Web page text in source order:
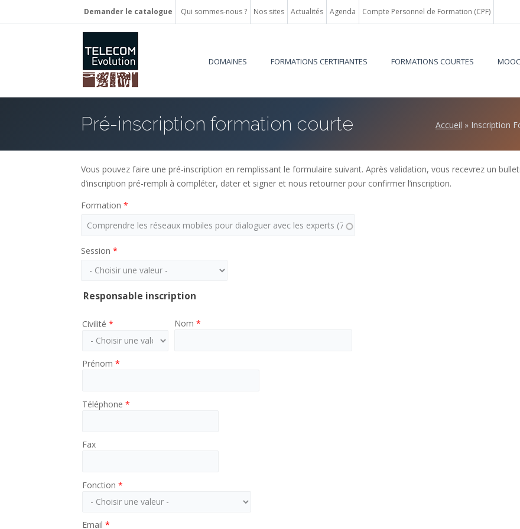
Demander le catalogue Qui sommes-nous ? Nos sites Actualités Agenda Compte Personnel de Formation (CPF)
DOMAINES FORMATIONS CERTIFIANTES FORMATIONS COURTES MOOC
Pré-inscription formation courte Accueil » Inscription
Vous pouvez faire une pré-inscription en remplissant le formulaire suivant. Après validation, vous recevrez un
d’inscription pré-rempli à compléter, dater et signer et nous retourner pour confirmer l’inscription.
Formation *
Session *
Responsable inscription
Civilité * Nom*
Prénom *
Téléphone *
Fax
Fonction *
Email *